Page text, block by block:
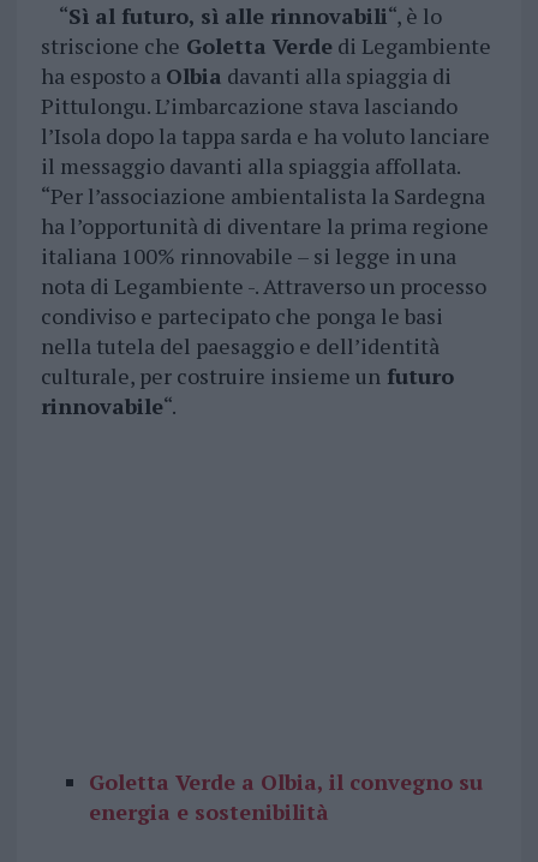
“Sì al futuro, sì alle rinnovabili“, è lo
striscione che Goletta Verdedi Legambiente
ha esposto a Olbia davanti alla spiaggia di
Pittulongu. L’imbarcazione stava lasciando
l’Isola dopo la tappa sarda e ha voluto lanciare
il messaggio davanti alla spiaggia affollata.
“Per l’associazione ambientalista la Sardegna
ha l’opportunità di diventare la prima regione
italiana 100% rinnovabile – si legge in una
nota di Legambiente -. Attraverso un processo
condiviso e partecipato che ponga le basi
nella tutela del paesaggio e dell’identità
culturale, per costruire insieme unfuturo
rinnovabile“.
Goletta Verde a Olbia, il convegno su
energia e sostenibilità